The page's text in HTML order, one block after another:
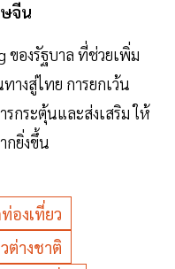
จีน
ของรัฐบาล ที่ช่วยเพิ่ม
างสู่ไทย การยกเว้น
กระตุ้นและส่งเสริม ให้
กยิ่งขึ้น
องเที่ยว
ต่างชาติ